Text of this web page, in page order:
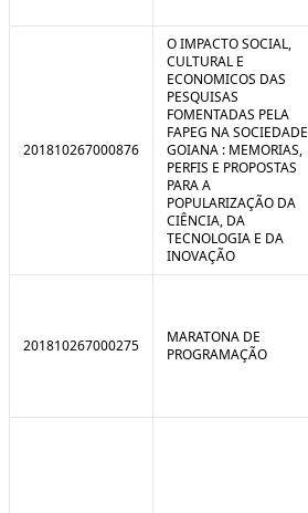
201810267000876
O IMPACTO SOCIAL,
CULTURAL E
ECONOMICOS DAS
PESQUISAS
FOMENTADAS PELA
FAPEG NA SOCIEDADE
GOIANA : MEMORIAS,
PERFIS E PROPOSTAS
PARA A
POPULARIZAÇÃO DA
CIÊNCIA, DA
TECNOLOGIA E DA
INOVAÇÃO
201810267000275
MARATONA DE
PROGRAMAÇÃO